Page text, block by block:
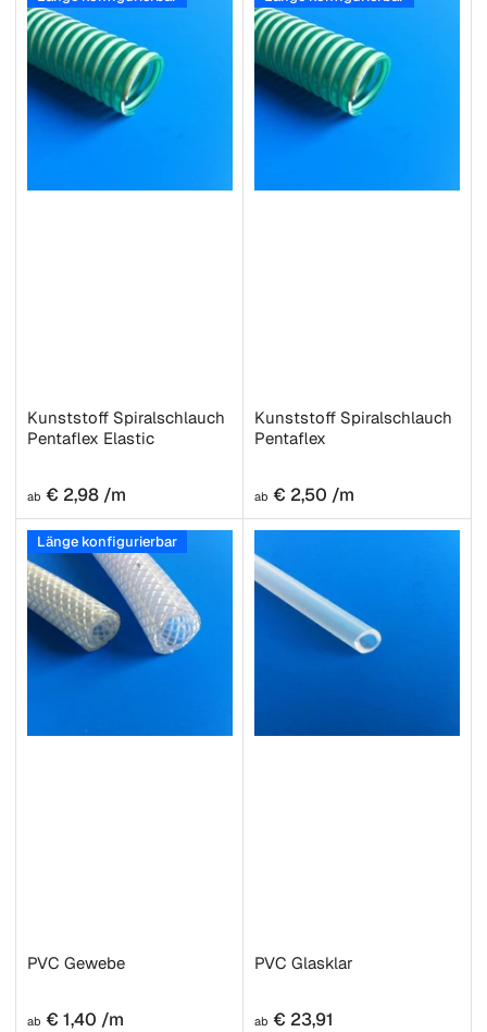
Kunststoff Spiralschlauch
Pentaflex Elastic
Normaler
Preis
ab € 2,98 /m
Kunststoff Spiralschlauch
Pentaflex
Normaler
Preis
ab € 2,50 /m
Länge konfigurierbar
PVC Gewebe
Normaler
ab € 1,40 /m
PVC Glasklar
Normaler
ab € 23,91